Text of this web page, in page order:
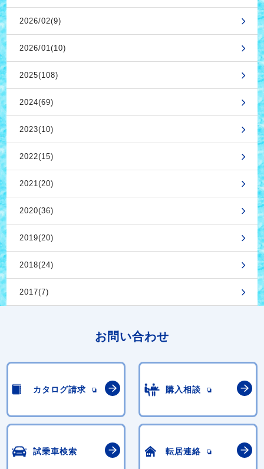
2026/02(9)
2026/01(10)
2025(108)
2024(69)
2023(10)
2022(15)
2021(20)
2020(36)
2019(20)
2018(24)
2017(7)
お問い合わせ
カタログ請求 購入相談
試乗車検索 転居連絡